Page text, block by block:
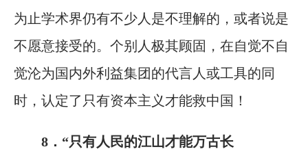
为止学术界仍有不少人是不理解的，或者说是
不愿意接受的。个别人极其顾固，在自觉不自
觉沦为国内外利益集团的代言人或工具的同
时，认定了只有资本主义才能救中国！
8．“只有人民的江山才能万古长